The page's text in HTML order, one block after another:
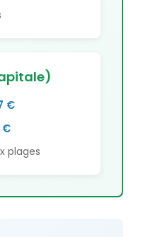
€
€
plages